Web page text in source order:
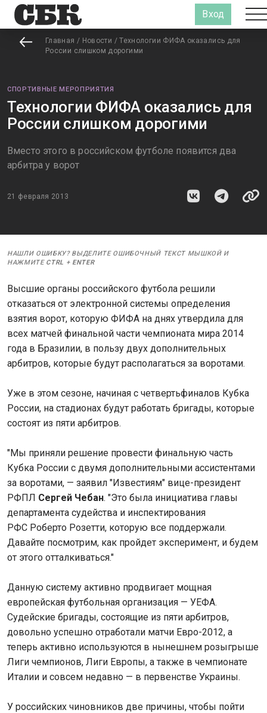
Вход
Главная / Новости / Технологии ФИФА оказались для
России слишком дорогими
СПОРТИВНЫЕ МЕРОПРИЯТИЯ
Технологии ФИФА оказались для
России слишком дорогими
Вместо этого в российском футболе появится два
арбитра у ворот
21 февраля 2013
НАШЛИ ОШИБКУ? ВЫДЕЛИТЕ ОШИБОЧНЫЙ ТЕКСТ МЫШКОЙ И
НАЖМИТЕ CTRL + ENTER
Высшие органы российского футбола решили
отказаться от электронной системы определения
взятия ворот, которую ФИФА на днях утвердила для
всех матчей финальной части чемпионата мира 2014
года в Бразилии, в пользу двух дополнительных
арбитров, которые будут располагаться за воротами.
Уже в этом сезоне, начиная с четвертьфиналов Кубка
России, на стадионах будут работать бригады, которые
состоят из пяти арбитров.
"Мы приняли решение провести финальную часть
Кубка России с двумя дополнительными ассистентами
за воротами, — заявил "Известиям" вице-президент
РФПЛ Сергей Чебан. "Это была инициатива главы
департамента судейства и инспектирования
РФС Роберто Розетти, которую все поддержали.
Давайте посмотрим, как пройдет эксперимент, и будем
от этого отталкиваться."
Данную систему активно продвигает мощная
европейская футбольная организация — УЕФА.
Судейские бригады, состоящие из пяти арбитров,
довольно успешно отработали матчи Евро-2012, а
теперь активно используются в нынешнем розыгрыше
Лиги чемпионов, Лиги Европы, а также в чемпионате
Италии и совсем недавно — в первенстве Украины.
У российских чиновников две причины, чтобы пойти